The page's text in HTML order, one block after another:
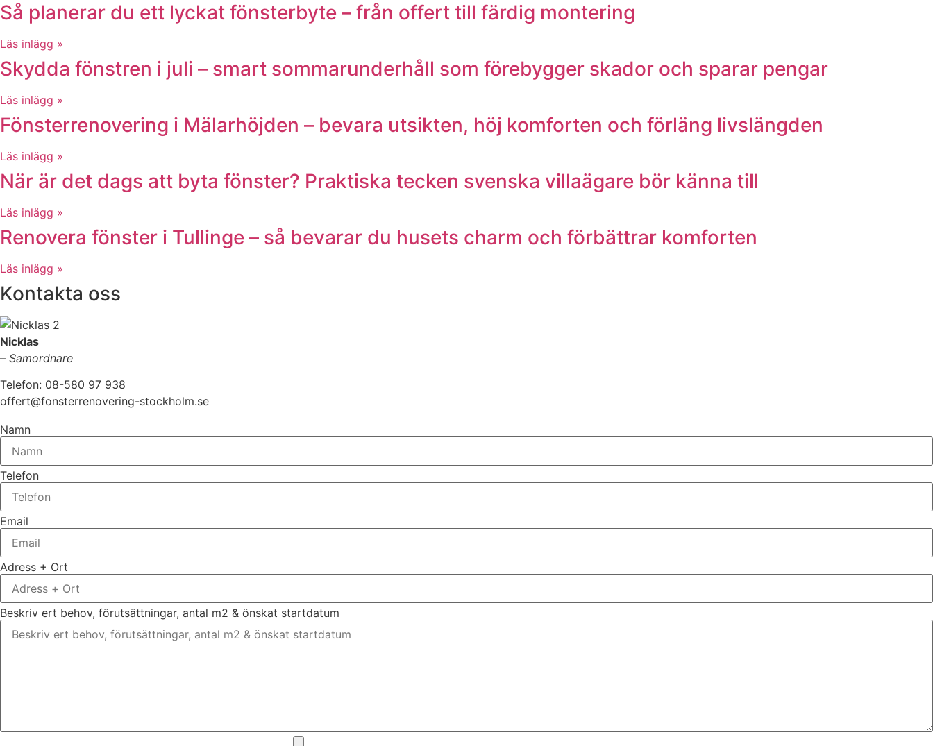
Så planerar du ett lyckat fönsterbyte – från offert till färdig montering
Läs inlägg »
Skydda fönstren i juli – smart sommarunderhåll som förebygger skador och sparar pengar
Läs inlägg »
Fönsterrenovering i Mälarhöjden – bevara utsikten, höj komforten och förläng livslängden
Läs inlägg »
När är det dags att byta fönster? Praktiska tecken svenska villaägare bör känna till
Läs inlägg »
Renovera fönster i Tullinge – så bevarar du husets charm och förbättrar komforten
Läs inlägg »
Kontakta oss
Nicklas
– Samordnare
Telefon: 08-580 97 938
offert@fonsterrenovering-stockholm.se
Namn
Telefon
Email
Adress + Ort
Beskriv ert behov, förutsättningar, antal m2 & önskat startdatum